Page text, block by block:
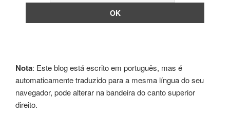
Nota: Este blog está escrito em português, mas é
automaticamente traduzido para a mesma língua do seu
navegador, pode alterar na bandeira do canto superior
direito.